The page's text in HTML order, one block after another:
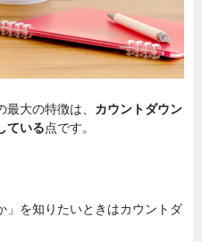
大の特徴は、 カウントダウン
ている点です。
」を知りたいときはカウントダ